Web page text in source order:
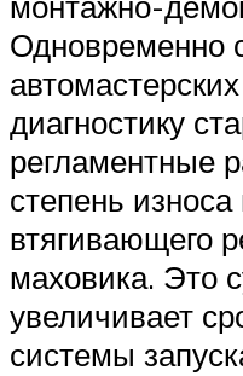
Одновременно
диагностику
регламентные
степень износа
втягивающего
маховика. Это
увеличивает
системы